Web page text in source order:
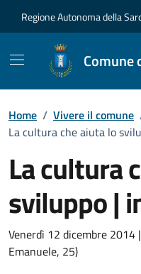
Regione Autonoma della
Comune
Home / Vivere il comune
La cultura che aiuta lo
La cultura
sviluppo |
Dettaglio
Venerdì 12 dicembre 2014
Emanuele, 25)